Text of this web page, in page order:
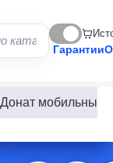
Гарантии
Донат мобильных